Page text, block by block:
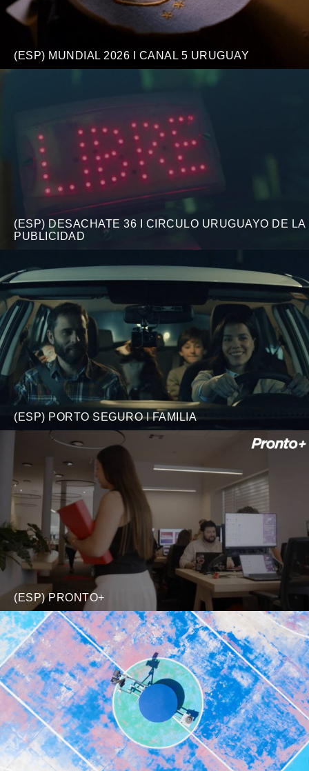
(ESP) MUNDIAL 2026 I CANAL 5 URUGUAY
(ESP) DESACHATE 36 I CIRCULO URUGUAYO DE LA
PUBLICIDAD
(ESP) PORTO SEGURO I FAMILIA
(ESP) PRONTO+